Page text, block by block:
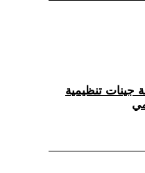
جينات تنظيمية